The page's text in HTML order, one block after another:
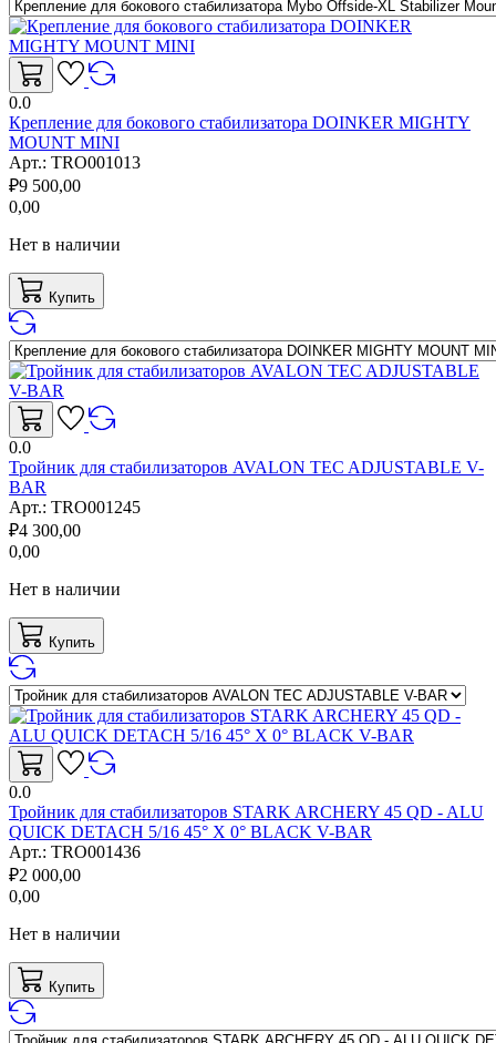
0.0
Крепление для бокового стабилизатора DOINKER MIGHTY
MOUNT MINI
Арт.: TRO001013
₽9 500,00
0,00
Нет в наличии
Купить
0.0
Тройник для стабилизаторов AVALON TEC ADJUSTABLE V-
BAR
Арт.: TRO001245
₽4 300,00
0,00
Нет в наличии
Купить
0.0
Тройник для стабилизаторов STARK ARCHERY 45 QD - ALU
QUICK DETACH 5/16 45° X 0° BLACK V-BAR
Арт.: TRO001436
₽2 000,00
0,00
Нет в наличии
Купить